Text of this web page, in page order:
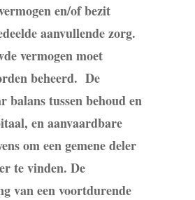
en/of bezit
aanvullende zorg.
vermogen moet
beheerd. De
balans tussen behoud en
en aanvaardbare
om een gemene deler
te vinden. De
van een voortdurende